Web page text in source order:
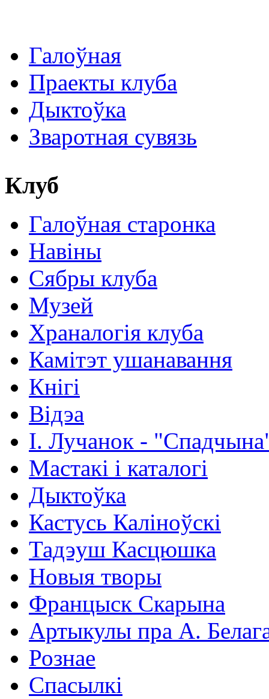
Галоўная
Праекты клуба
Дыктоўка
Зваротная сувязь
Клуб
Галоўная старонка
Навіны
Сябры клуба
Музей
Храналогія клуба
Камітэт ушанавання
Кнігі
Відэа
І. Лучанок -
Мастакі i каталогi
Дыктоўка
Кастусь Каліноўскі
Тадэуш Касцюшка
Новыя творы
Францыск Скарына
Артыкулы пра А.
Рознае
Спасылкі